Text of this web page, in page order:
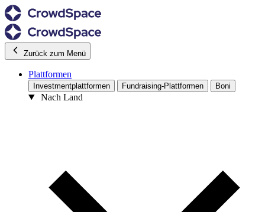
Zurück zum Menü
Plattformen
Investmentplattformen Fundraising-Plattformen Boni
Nach Land